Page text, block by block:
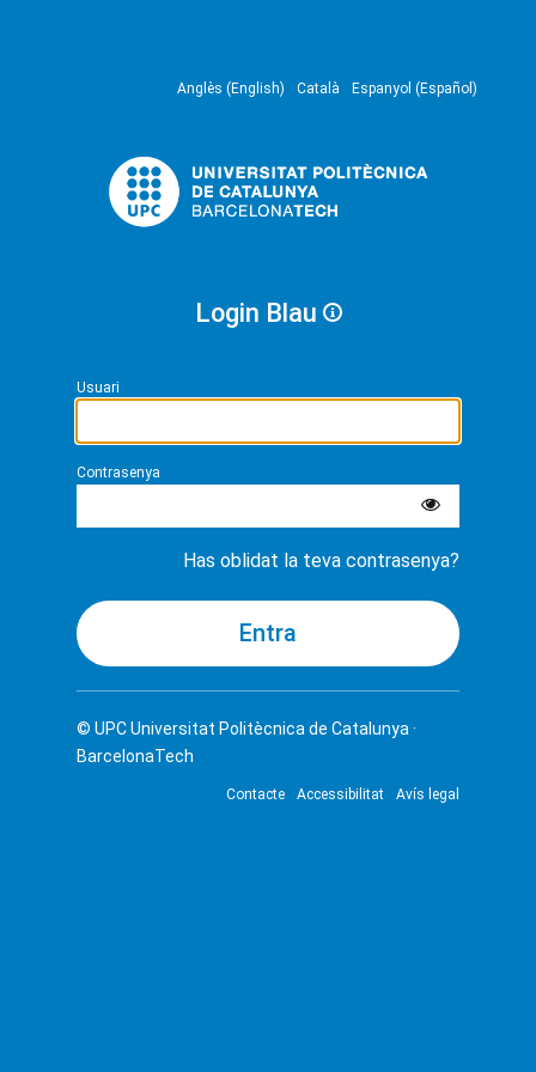
Anglès (English) Català Espanyol (Español)
Login Blau
Usuari
Contrasenya
Has oblidat la teva contrasenya?
© UPCUniversitat Politècnica de Catalunya ·
BarcelonaTech
Contacte Accessibilitat Avís legal